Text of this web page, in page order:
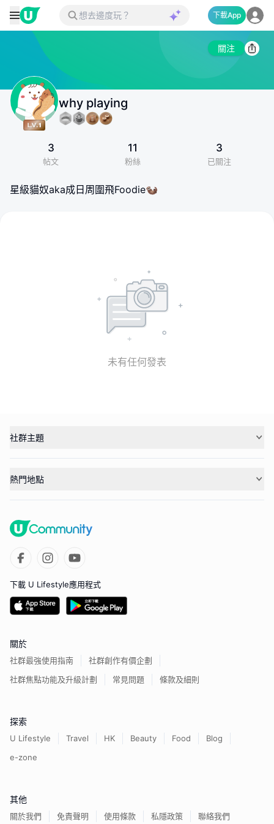
下載App
關注
why playing
3
帖文
11
粉絲
3
已關注
星級貓奴aka成日周圍飛Foodie🦦
未有任何發表
社群主題
熱門地點
下載 U Lifestyle應用程式
關於
社群最強使用指南
社群創作有價企劃
社群焦點功能及升級計劃
常見問題 條款及細則
探索
U Lifestyle Travel HK Beauty Food
Blog
e-zone
其他
關於我們 免責聲明 使用條款 私隱政策 聯絡我們